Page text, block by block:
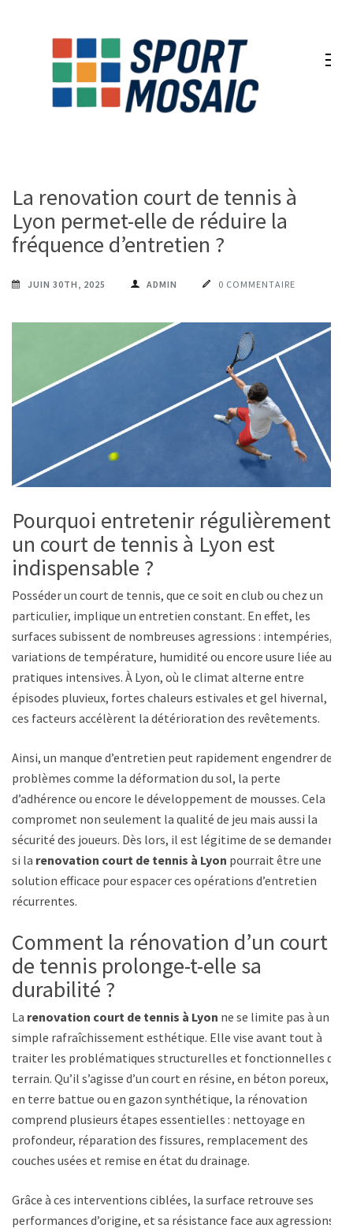
La renovation court de tennis à
Lyon permet-elle de réduire la
fréquence d’entretien ?
JUIN 30TH, 2025 ADMIN 0 COMMENTAIRE
Pourquoi entretenir régulièrement
un court de tennis à Lyon est
indispensable ?
Posséder un court de tennis, que ce soit en club ou chez un
particulier, implique un entretien constant. En effet, les
surfaces subissent de nombreuses agressions : intempéries,
variations de température, humidité ou encore usure liée aux
pratiques intensives. À Lyon, où le climat alterne entre
épisodes pluvieux, fortes chaleurs estivales et gel hivernal,
ces facteurs accélèrent la détérioration des revêtements.
Ainsi, un manque d’entretien peut rapidement engendrer des
problèmes comme la déformation du sol, la perte
d’adhérence ou encore le développement de mousses. Cela
compromet non seulement la qualité de jeu mais aussi la
sécurité des joueurs. Dès lors, il est légitime de se demander
si la renovation court de tennis à Lyon pourrait être une
solution efficace pour espacer ces opérations d’entretien
récurrentes.
Comment la rénovation d’un court
de tennis prolonge-t-elle sa
durabilité ?
La renovation court de tennis à Lyon ne se limite pas à un
simple rafraîchissement esthétique. Elle vise avant tout à
traiter les problématiques structurelles et fonctionnelles du
terrain. Qu’il s’agisse d’un court en résine, en béton poreux,
en terre battue ou en gazon synthétique, la rénovation
comprend plusieurs étapes essentielles : nettoyage en
profondeur, réparation des fissures, remplacement des
couches usées et remise en état du drainage.
Grâce à ces interventions ciblées, la surface retrouve ses
performances d’origine, et sa résistance face aux agressions